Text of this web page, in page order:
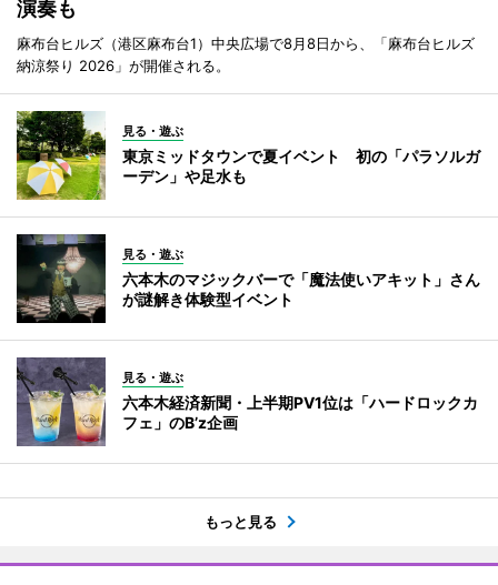
演奏も
麻布台ヒルズ（港区麻布台1）中央広場で8月8日から、「麻布台ヒルズ
納涼祭り 2026」が開催される。
見る・遊ぶ
東京ミッドタウンで夏イベント 初の「パラソルガ
ーデン」や足水も
見る・遊ぶ
六本木のマジックバーで「魔法使いアキット」さん
が謎解き体験型イベント
見る・遊ぶ
六本木経済新聞・上半期PV1位は「ハードロックカ
フェ」のB’z企画
もっと見る